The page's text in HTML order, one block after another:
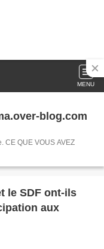
MENU
blog.com
CE QUE VOUS AVEZ
le SDF ont-ils
aux